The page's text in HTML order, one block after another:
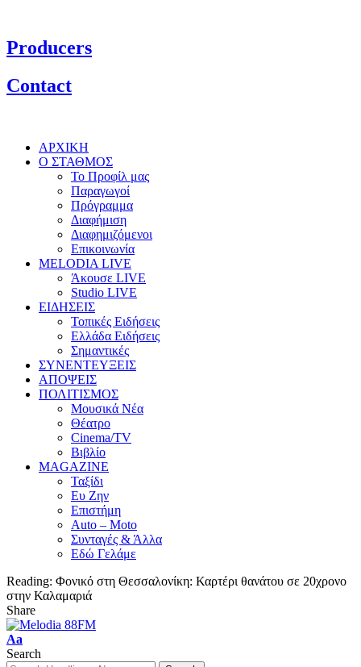
Producers
Contact
ΑΡΧΙΚΗ
Ο ΣΤΑΘΜΟΣ
Το Προφίλ μας
Παραγωγοί
Πρόγραμμα
Διαφήμιση
Διαφημιζόμενοι
Επικοινωνία
MELODIA LIVE
Άκουσε LIVE
Studio LIVE
ΕΙΔΗΣΕΙΣ
Τοπικές Ειδήσεις
Ελλάδα Ειδήσεις
Σημαντικές
ΣΥΝΕΝΤΕΥΞΕΙΣ
ΑΠΟΨΕΙΣ
ΠΟΛΙΤΙΣΜΟΣ
Μουσικά Νέα
Θέατρο
Cinema/TV
Βιβλίο
MAGAZINE
Ταξίδι
Ευ Ζην
Επιστήμη
Auto – Moto
Συνταγές & Άλλα
Εδώ Γελάμε
Reading: Φονικό στη Θεσσαλονίκη: Καρτέρι θανάτου σε 20χρονο
στην Καλαμαριά
Share
Aa
Search